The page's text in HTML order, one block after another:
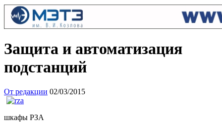
Защита и автоматизация
подстанций
От редакции 02/03/2015
шкафы РЗА